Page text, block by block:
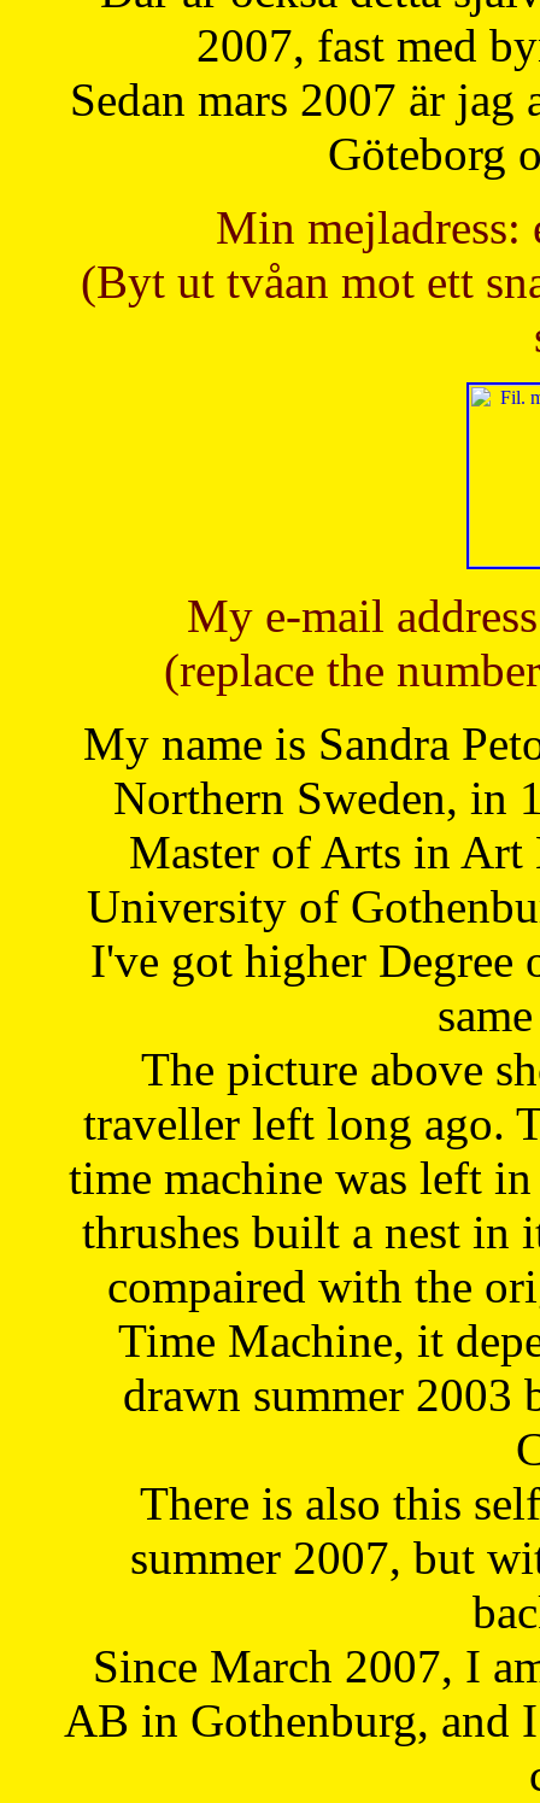
2007, fast med
Sedan mars 2007 är
Göteborg
Min mejladress:
(Byt ut tvåan mot ett
My e-mail
(replace the
My name is Sandra
Northern Sweden, in
Master of Arts in Art
University of
I've got higher Degree
The picture above
traveller left long ago.
time machine was left
thrushes built a nest in
compaired with the
Time Machine, it
drawn summer 2003
There is also this
summer 2007, but
Since March 2007, I
AB in Gothenburg, and